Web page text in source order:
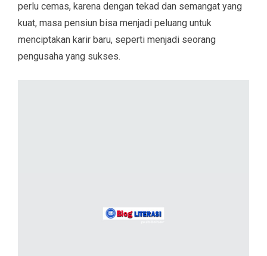
perlu cemas, karena dengan tekad dan semangat yang
kuat, masa pensiun bisa menjadi peluang untuk
menciptakan karir baru, seperti menjadi seorang
pengusaha yang sukses.